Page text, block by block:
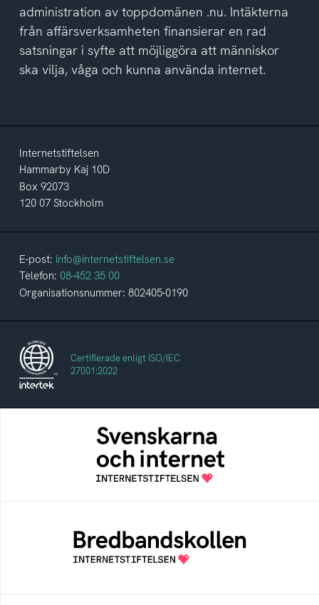
administration av toppdomänen .nu. Intäkterna
från affärsverksamheten finansierar en rad
satsningar i syfte att möjliggöra att människor
ska vilja, våga och kunna använda internet.
Internetstiftelsen
Hammarby Kaj 10D
Box 92073
120 07 Stockholm
E-post: info@internetstiftelsen.se
Telefon: 08-452 35 00
Organisationsnummer: 802405-0190
Certifierade enligt ISO/IEC
27001:2022
Svenskarna och internet
En årlig studie av svenska folkets
internetvanor
Bredbandskollen är ett oberoende
konsumentverktyg som drivs av
Internetstiftelsen